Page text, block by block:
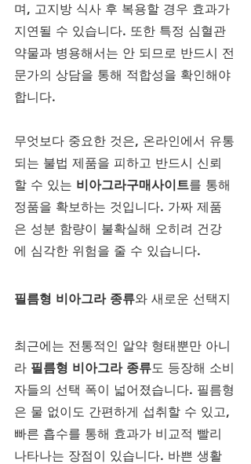
며, 고지방 식사 후 복용할 경우 효과가
지연될 수 있습니다. 또한 특정 심혈관
약물과 병용해서는 안 되므로 반드시 전
문가의 상담을 통해 적합성을 확인해야
합니다.
무엇보다 중요한 것은, 온라인에서 유통
되는 불법 제품을 피하고 반드시 신뢰
할 수 있는 비아그라구매사이트를 통해
정품을 확보하는 것입니다. 가짜 제품
은 성분 함량이 불확실해 오히려 건강
에 심각한 위험을 줄 수 있습니다.
필름형 비아그라 종류와 새로운 선택지
최근에는 전통적인 알약 형태뿐만 아니
라 필름형 비아그라 종류도 등장해 소비
자들의 선택 폭이 넓어졌습니다. 필름형
은 물 없이도 간편하게 섭취할 수 있고,
빠른 흡수를 통해 효과가 비교적 빨리
나타나는 장점이 있습니다. 바쁜 생활